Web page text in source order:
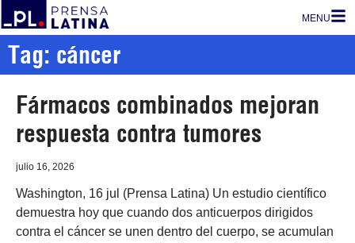
MENU
Tag: cáncer
Fármacos combinados mejoran
respuesta contra tumores
julio 16, 2026
Washington, 16 jul (Prensa Latina) Un estudio científico
demuestra hoy que cuando dos anticuerpos dirigidos
contra el cáncer se unen dentro del cuerpo, se acumulan